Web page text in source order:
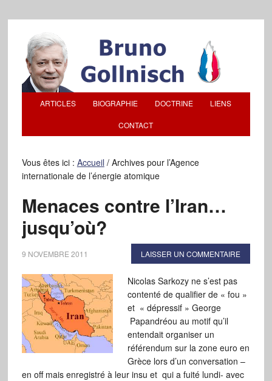
ARTICLES BIOGRAPHIE DOCTRINE LIENS
CONTACT
Vous êtes ici : Accueil /Archives pour l’Agence
internationale de l’énergie atomique
Menaces contre l’Iran…
jusqu’où?
9 NOVEMBRE 2011 LAISSER UN COMMENTAIRE
Nicolas Sarkozy ne s’est pas
contenté de qualifier de « fou »
et « dépressif » George
Papandréou au motif qu’il
entendait organiser un
référendum sur la zone euro en
Grèce lors d’un conversation –
en off mais enregistré à leur insu et qui a fuité lundi- avec